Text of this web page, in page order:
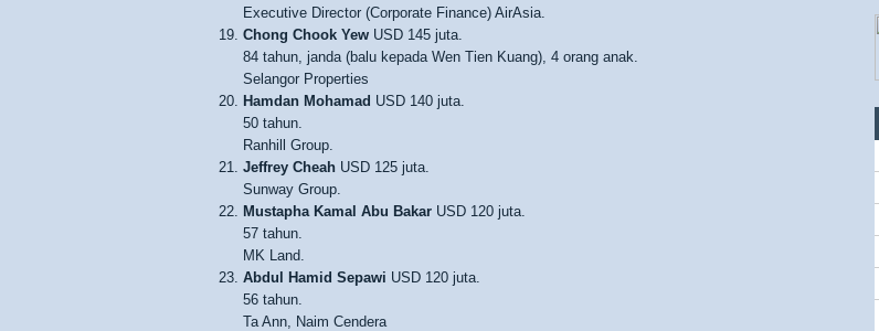
Executive Director (Corporate Finance) AirAsia.
Chong Chook Yew USD 145 juta.
84 tahun, janda (balu kepada Wen Tien Kuang), 4 orang anak.
Selangor Properties
Hamdan Mohamad USD 140 juta.
50 tahun.
Ranhill Group.
Jeffrey Cheah USD 125 juta.
Sunway Group.
Mustapha Kamal Abu Bakar USD 120 juta.
57 tahun.
MK Land.
Abdul Hamid Sepawi USD 120 juta.
56 tahun.
Ta Ann, Naim Cendera